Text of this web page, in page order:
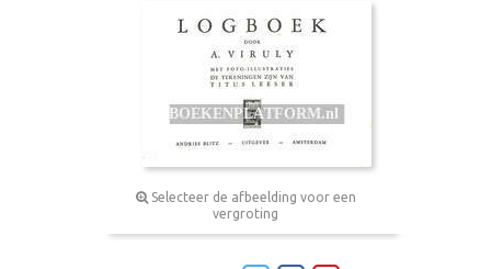
Selecteer de afbeelding voor een
vergroting